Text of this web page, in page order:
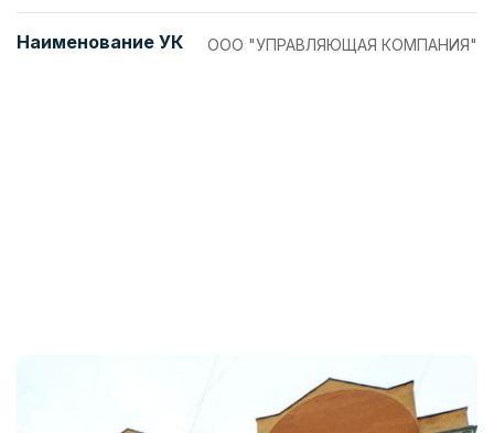
Наименование УК ООО "УПРАВЛЯЮЩАЯ КОМПАНИЯ"